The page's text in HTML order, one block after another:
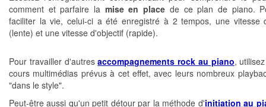
comment et parfaire la mise en place de ce plan de piano.
faciliter la vie, celui-ci a été enregistré à 2 tempos, une vitesse
(lente) et une vitesse d'objectif (rapide).
Pour travailler d'autresaccompagnements rock au piano,
cours multimédias prévus à cet effet, avec leurs nombreux
"dans le style".
Peut-être aussi qu'un petit détour par la méthode d'initiation au